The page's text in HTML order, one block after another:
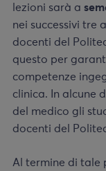
lezioni sarà a
nei successivi tre
docenti del
questo per
competenze
clinica. In alcune
del medico gli
docenti del
Al termine di tale